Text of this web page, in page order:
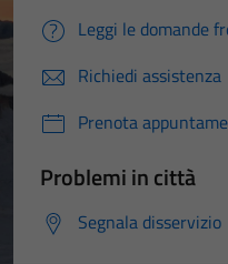
Leggi le domande
Richiedi assistenza
Prenota
Problemi in città
Segnala disservizio